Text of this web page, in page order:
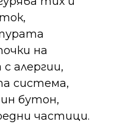
на
алергии,
система,
бутон,
частици.